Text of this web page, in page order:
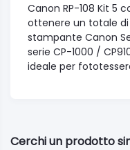
Canon RP-108 Kit 5
ottenere un totale di
stampante Canon
serie CP-1000 /
ideale per
Cerchi un prodotto